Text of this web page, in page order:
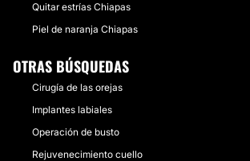
Quitar estrías Chiapas
Piel de naranja Chiapas
OTRAS BÚSQUEDAS
Cirugía de las orejas
Implantes labiales
Operación de busto
Rejuvenecimiento cuello